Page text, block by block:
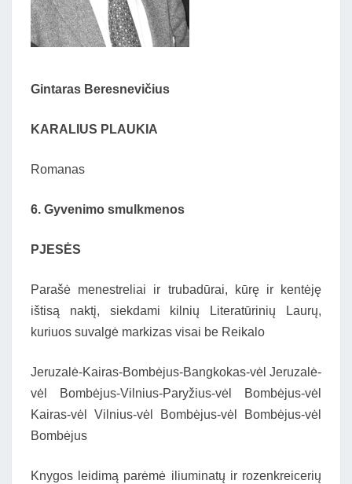
Gintaras Beresnevičius
KARALIUS PLAUKIA
Romanas
6. Gyvenimo smulkmenos
PJESĖS
Parašė menestreliai ir trubadūrai, kūrę ir kentėję
ištisą naktį, siekdami kilnių Literatūrinių Laurų,
kuriuos suvalgė markizas visai be Reikalo
Jeruzalė-Kairas-Bombėjus-Bangkokas-vėl Jeruzalė-
vėl Bombėjus-Vilnius-Paryžius-vėl Bombėjus-vėl
Kairas-vėl Vilnius-vėl Bombėjus-vėl Bombėjus-vėl
Bombėjus
Knygos leidimą parėmė iliuminatų ir rozenkreicerių